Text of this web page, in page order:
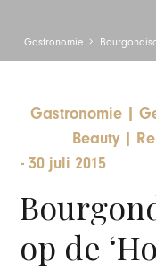
Gastronomie
Gastronomie
Beauty
-30 juli 2015
op de